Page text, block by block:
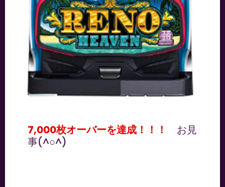
7,000枚オーバーを達成！！！
お見
事(^○^)